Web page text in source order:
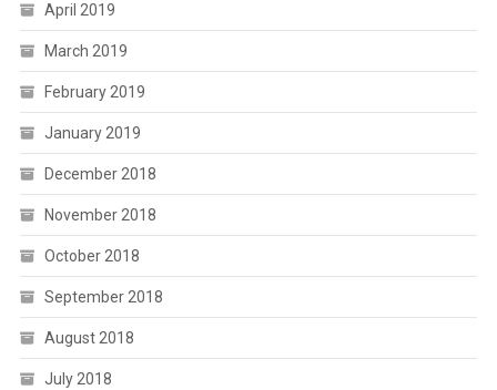
April 2019
March 2019
February 2019
January 2019
December 2018
November 2018
October 2018
September 2018
August 2018
July 2018